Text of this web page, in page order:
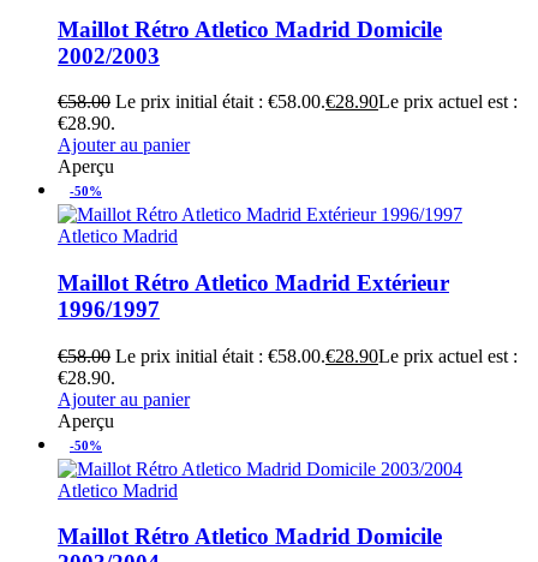
Maillot Rétro Atletico Madrid Domicile
2002/2003
€58.00 Le prix initial était : €58.00.€28.90Le prix actuel est :
€28.90.
Ajouter au panier
Aperçu
-50%
Atletico Madrid
Maillot Rétro Atletico Madrid Extérieur
1996/1997
€58.00 Le prix initial était : €58.00.€28.90Le prix actuel est :
€28.90.
Ajouter au panier
Aperçu
-50%
Atletico Madrid
Maillot Rétro Atletico Madrid Domicile